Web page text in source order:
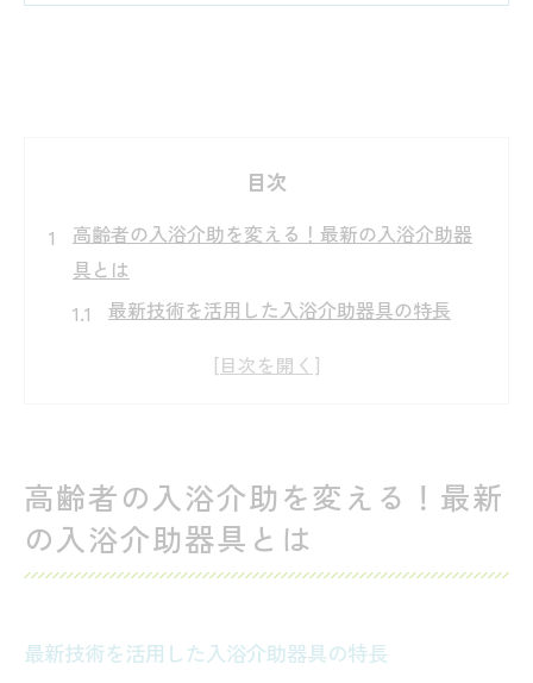
目次
高齢者の入浴介助を変える！最新の入浴介助器
具とは
最新技術を活用した入浴介助器具の特長
高齢者に優しいデザインの重要性
イント
介護現場での実用性に注目した製品選び
高齢者の体力と健康状態を考慮した選択
高齢者の入浴介助を変える！最新
の入浴介助器具とは
最新技術を活用した入浴介助器具の特長